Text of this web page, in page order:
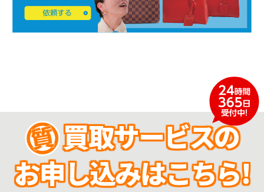
買取サービスの
お申し込みはこちら!